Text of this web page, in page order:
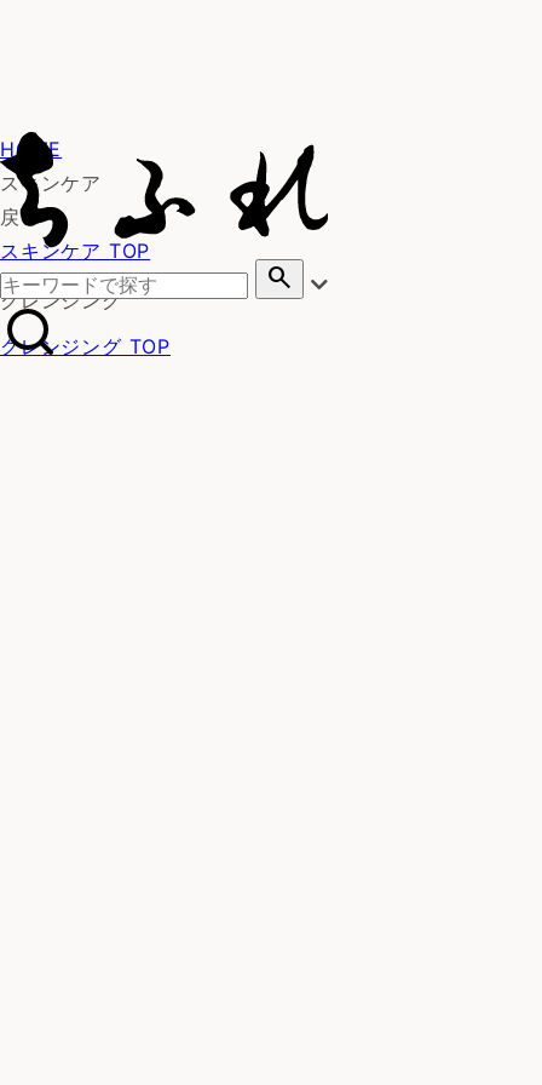
search
HOME
スキンケア
戻る
スキンケア TOP
クレンジング
クレンジング TOP